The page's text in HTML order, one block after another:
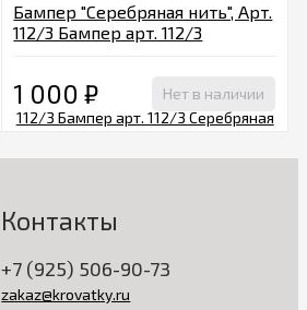
Бампер "Серебряная нить", Арт.
112/3 Бампер арт. 112/3
1 000₽ Нет в наличии
Контакты
+7 (925) 506-90-73
zakaz@krovatky.ru